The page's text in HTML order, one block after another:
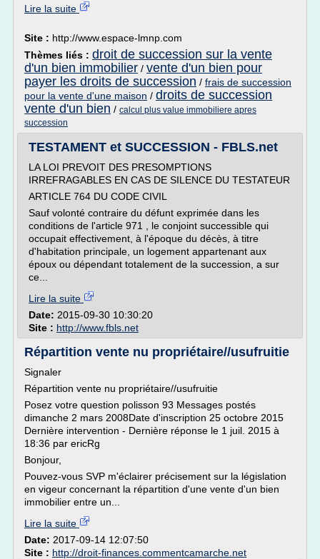
Lire la suite
Site : http://www.espace-lmnp.com
Thèmes liés : droit de succession sur la vente
d'un bien immobilier / vente d'un bien pour
payer les droits de succession / frais de succession
pour la vente d'une maison / droits de succession
vente d'un bien / calcul plus value immobiliere apres
succession
TESTAMENT et SUCCESSION - FBLS.net
LA LOI PREVOIT DES PRESOMPTIONS
IRREFRAGABLES EN CAS DE SILENCE DU TESTATEUR
ARTICLE 764 DU CODE CIVIL
Sauf volonté contraire du défunt exprimée dans les
conditions de l'article 971 , le conjoint successible qui
occupait effectivement, à l'époque du décès, à titre
d'habitation principale, un logement appartenant aux
époux ou dépendant totalement de la succession, a sur
ce...
Lire la suite
Date: 2015-09-30 10:30:20
Site : http://www.fbls.net
Répartition vente nu propriétaire//usufruitie
Signaler
Répartition vente nu propriétaire//usufruitie
Posez votre question polisson 93 Messages postés
dimanche 2 mars 2008Date d'inscription 25 octobre 2015
Dernière intervention - Dernière réponse le 1 juil. 2015 à
18:36 par ericRg
Bonjour,
Pouvez-vous SVP m'éclairer précisement sur la législation
en vigeur concernant la répartition d'une vente d'un bien
immobilier entre un...
Lire la suite
Date: 2017-09-14 12:07:50
Site : http://droit-finances.commentcamarche.net